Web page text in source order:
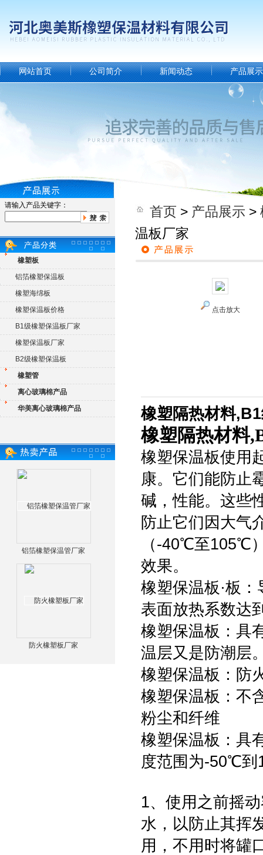
网站首页 公司简介 新闻动态 产品展示
请输入产品关键字：
橡塑板
铝箔橡塑保温板
橡塑海绵板
橡塑保温板价格
B1级橡塑保温板厂家
橡塑保温板厂家
B2级橡塑保温板
橡塑管
离心玻璃棉产品
华美离心玻璃棉产品
铝箔橡塑保温管厂家
防火橡塑板厂家
首页 > 产品展示 >
温板厂家
点击放大
橡塑隔热材料
橡塑隔热材料
橡塑保温板使用
康。它们能防止
碱，性能。这些
防止它们因大气
（-40℃至105℃
效果。
橡塑保温板·板
表面放热系数达
橡塑保温板：具
温层又是防潮层
橡塑保温板：防
橡塑保温板：不
粉尘和纤维
橡塑保温板：具
度范围为-50℃到
1、使用之前摇
水，以防止其挥
用，不用时将罐